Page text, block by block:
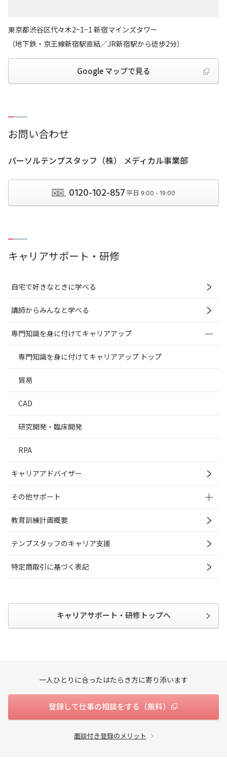
東京都渋谷区代々木2−1−1 新宿マインズタワー
（地下鉄・京王線新宿駅直結／JR新宿駅から徒歩2分）
Google マップで見る
お問い合わせ
パーソルテンプスタッフ（株） メディカル事業部
0120-102-857平日 9:00 - 19:00
キャリアサポート・研修
自宅で好きなときに学べる
講師からみんなと学べる
専門知識を身に付けてキャリアアップ
専門知識を身に付けてキャリアアップ トップ
貿易
CAD
研究開発・臨床開発
RPA
キャリアアドバイザー
その他サポート
教育訓練計画概要
テンプスタッフのキャリア支援
特定商取引に基づく表記
キャリアサポート・研修トップへ
一人ひとりに合ったはたらき方に寄り添います
登録して仕事の相談をする（無料）
面談付き登録のメリット